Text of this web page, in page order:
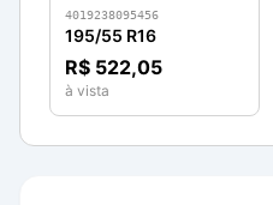
4019238095456
195/55 R16
R$ 522,05
à vista